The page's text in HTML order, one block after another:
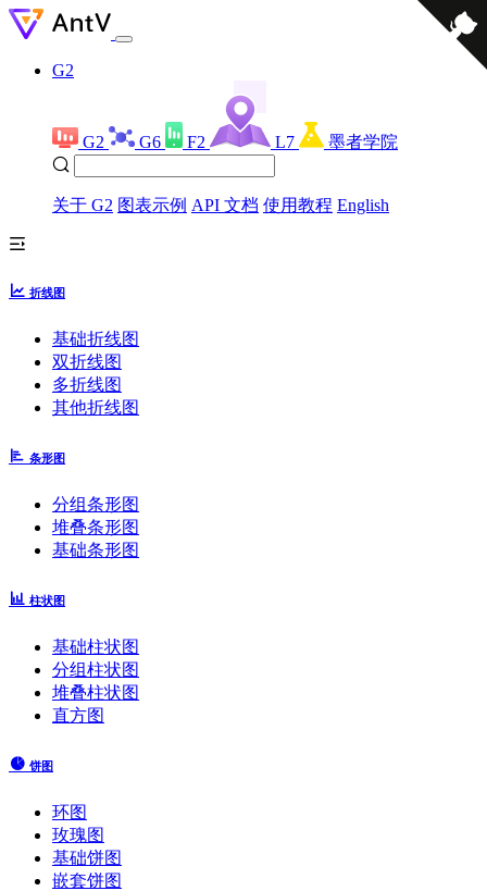
G2
G2 G6 F2 L7 墨者学院
关于 G2 图表示例 API 文档 使用教程 English
折线图
基础折线图
双折线图
多折线图
其他折线图
条形图
分组条形图
堆叠条形图
基础条形图
柱状图
基础柱状图
分组柱状图
堆叠柱状图
直方图
饼图
环图
玫瑰图
基础饼图
嵌套饼图